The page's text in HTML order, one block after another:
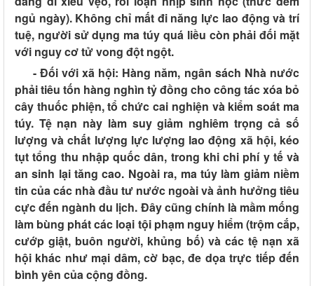
ngủ ngày). Không chỉ mất đi năng lực lao động và trí
tuệ, người sử dụng ma túy quá liều còn phải đối mặt
với nguy cơ tử vong đột ngột.
- Đối với xã hội: Hàng năm, ngân sách Nhà nước
phải tiêu tốn hàng nghìn tỷ đồng cho công tác xóa bỏ
cây thuốc phiện, tổ chức cai nghiện và kiểm soát ma
túy. Tệ nạn này làm suy giảm nghiêm trọng cả số
lượng và chất lượng lực lượng lao động xã hội, kéo
tụt tổng thu nhập quốc dân, trong khi chi phí y tế và
an sinh lại tăng cao. Ngoài ra, ma túy làm giảm niềm
tin của các nhà đầu tư nước ngoài và ảnh hưởng tiêu
cực đến ngành du lịch. Đây cũng chính là mầm mống
làm bùng phát các loại tội phạm nguy hiểm (trộm cắp,
cướp giật, buôn người, khủng bố) và các tệ nạn xã
hội khác như mại dâm, cờ bạc, đe dọa trực tiếp đến
bình yên của cộng đồng.